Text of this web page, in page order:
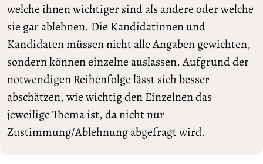
welche ihnen wichtiger sind als andere oder welche
sie gar ablehnen. Die Kandidatinnen und
Kandidaten müssen nicht alle Angaben gewichten,
sondern können einzelne auslassen. Aufgrund der
notwendigen Reihenfolge lässt sich besser
abschätzen, wie wichtig den Einzelnen das
jeweilige Thema ist, da nicht nur
Zustimmung/Ablehnung abgefragt wird.